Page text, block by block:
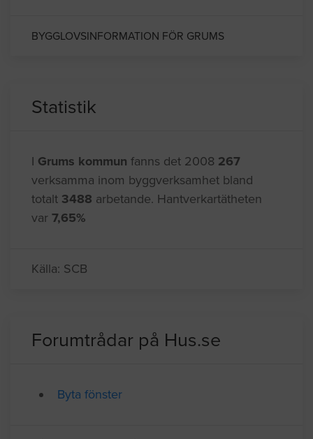
BYGGLOVSINFORMATION FÖR GRUMS
Statistik
I Grums kommun fanns det 2008 267
verksamma inom byggverksamhet bland
totalt 3488 arbetande. Hantverkartätheten
var 7,65%
Källa: SCB
Forumtrådar på Hus.se
Byta fönster